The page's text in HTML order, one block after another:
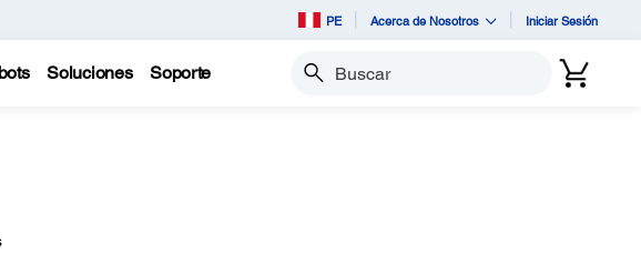
PE Acerca de Nosotros Iniciar Sesión
Soluciones Soporte Buscar